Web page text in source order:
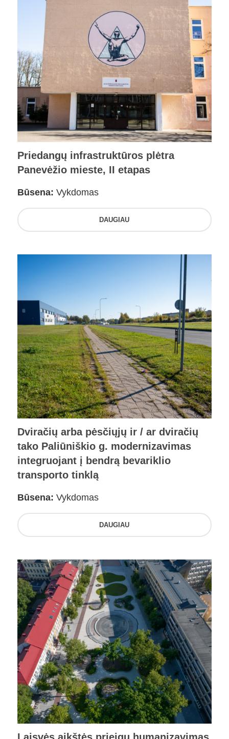
Priedangų infrastruktūros plėtra
Panevėžio mieste, II etapas
Būsena: Vykdomas
DAUGIAU
Dviračių arba pėsčiųjų ir / ar dviračių
tako Paliūniškio g. modernizavimas
integruojant į bendrą bevariklio
transporto tinklą
Būsena: Vykdomas
DAUGIAU